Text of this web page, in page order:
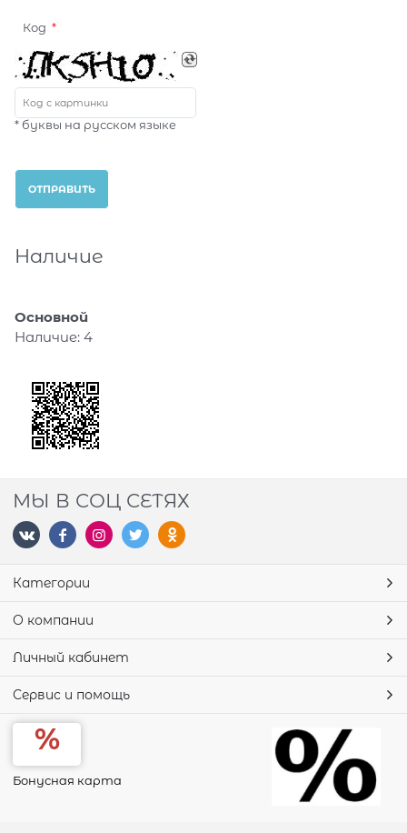
Код
* буквы на русском языке
Наличие
Основной
Наличие: 4
МЫ В СОЦ СЕТЯХ
Категории
О компании
Личный кабинет
Сервис и помощь
Бонусная карта